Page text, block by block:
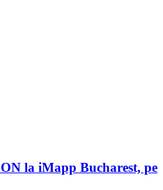
la iMapp Bucharest, pe